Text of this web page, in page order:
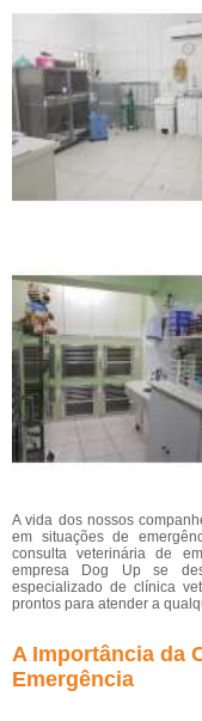
A vida dos nossos
em situações de
consulta veterinária de
empresa Dog Up se
especializado de clínica
prontos para atender a
A Importância da
Emergência